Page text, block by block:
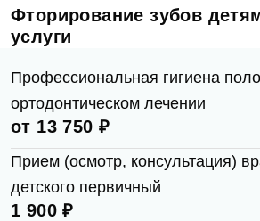
Фторирование зубов
услуги
Профессиональная гигиена
ортодонтическом лечении
от 13 750 ₽
Прием (осмотр, консультация)
детского первичный
1 900 ₽
Запись на прием
Телефон
Телефон
Врач
Оказанные услуги
Выбрать...
Оценка
Заявка